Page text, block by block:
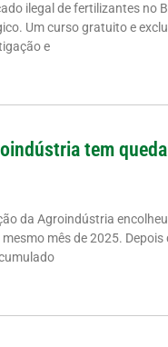
ilegal de fertilizantes no
Um curso gratuito e
e
tem
da Agroindústria
mês de 2025. Depois